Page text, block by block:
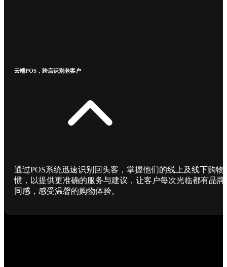
云端POS，跨店识别老客户
通过POS系统迅速识别回头客，掌握他们的线上及线下购物
惯，以提供更准确的服务与建议，让客户每次光临都有品牌
同感，感受温馨的购物体验。